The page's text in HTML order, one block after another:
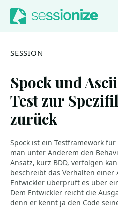
Jump to navigation
Jump to content
SESSION
Spock und
Test zur
zurück
Spock ist ein Testframework
man unter Anderem den
Ansatz, kurz BDD, verfolgen
beschreibt das Verhalten
Entwickler überprüft es über
Dem Entwickler reicht die
denn er kennt ja den Code